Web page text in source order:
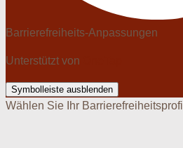
Barrierefreiheits-Anpassungen
Unterstützt von
Symbolleiste ausblenden
Wählen Sie Ihr Barrierefreiheitsprofil